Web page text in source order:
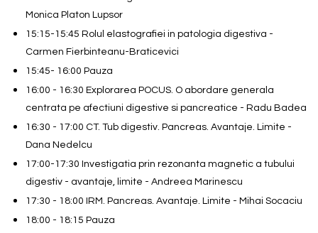
Monica Platon Lupsor
15:15-15:45 Rolul elastografiei in patologia digestiva -
Carmen Fierbinteanu-Braticevici
15:45- 16:00 Pauza
16:00 - 16:30 Explorarea POCUS. O abordare generala
centrata pe afectiuni digestive si pancreatice - Radu Badea
16:30 - 17:00 CT. Tub digestiv. Pancreas. Avantaje. Limite -
Dana Nedelcu
17:00-17:30 Investigatia prin rezonanta magnetic a tubului
digestiv - avantaje, limite - Andreea Marinescu
17:30 - 18:00 IRM. Pancreas. Avantaje. Limite - Mihai Socaciu
18:00 - 18:15 Pauza